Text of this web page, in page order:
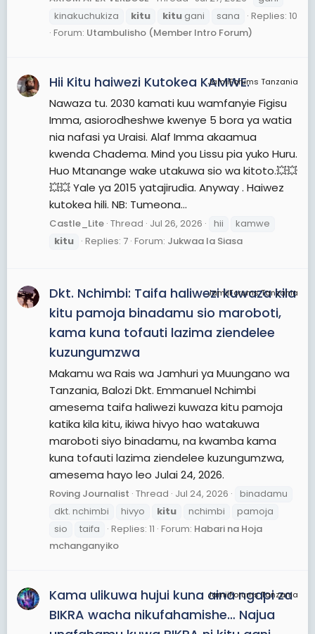
kinakuchukiza
kitu kitu gani sana
Replies: 10
Forum: Utambulisho (Member Intro Forum)
JamiiForums Tanzania
Hii Kitu haiwezi Kutokea KAMWE.
Nawaza tu. 2030 kamati kuu wamfanyie Figisu
Imma, asiorodheshwe kwenye 5 bora ya watia
nia nafasi ya Uraisi. Alaf Imma akaamua
kwenda Chadema. Mind you Lissu pia yuko Huru.
Huo Mtanange wake utakuwa sio wa kitoto.💥💥
💥💥 Yale ya 2015 yatajirudia. Anyway . Haiwez
kutokea hili. NB: Tumeona...
Castle_Lite Thread Jul 26, 2026 hii
kamwe
kitu
Replies: 7 Forum: Jukwaa la Siasa
JamiiForums Tanzania
Dkt. Nchimbi: Taifa haliwezi kuwaza kila
kitu pamoja binadamu sio maroboti,
kama kuna tofauti lazima ziendelee
kuzungumzwa
Makamu wa Rais wa Jamhuri ya Muungano wa
Tanzania, Balozi Dkt. Emmanuel Nchimbi
amesema taifa haliwezi kuwaza kitu pamoja
katika kila kitu, ikiwa hivyo hao watakuwa
maroboti siyo binadamu, na kwamba kama
kuna tofauti lazima ziendelee kuzungumzwa,
amesema hayo leo Julai 24, 2026.
Roving Journalist Thread Jul 24, 2026
binadamu
dkt. nchimbi
hivyo kitu nchimbi
pamoja
sio
taifa Replies: 11 Forum: Habari na Hoja
mchanganyiko
JamiiForums Tanzania
Kama ulikuwa hujui kuna aina ngapi za
BIKRA wacha nikufahamishe… Najua